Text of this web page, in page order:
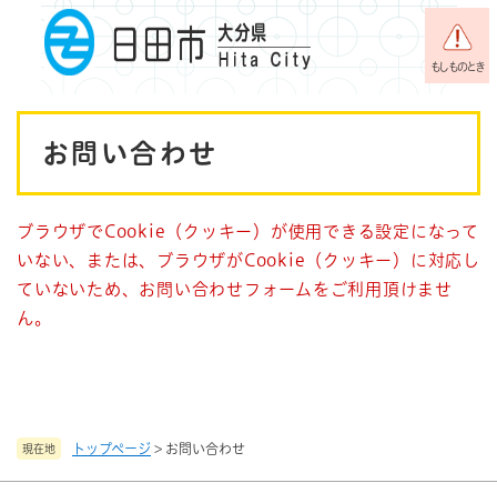
メニューを飛ばして本文へ
もしものとき
現在地 トップページ > お問い合わせ
お問い合わせ
ブラウザでCookie（クッキー）が使用できる設定になって
いない、または、ブラウザがCookie（クッキー）に対応し
ていないため、お問い合わせフォームをご利用頂けませ
ん。